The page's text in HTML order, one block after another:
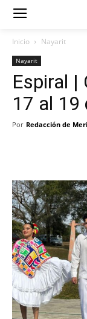
Inicio Nayarit
Nayarit
Espiral |
17 al 19
Por Redacción de